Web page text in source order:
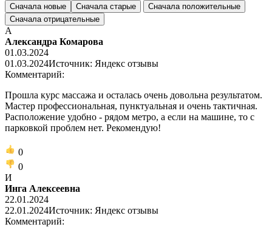
Сначала новые Сначала старые
Сначала положительные
Сначала отрицательные
А
Александра Комарова
01.03.2024
01.03.2024Источник: Яндекс отзывы
Комментарий:
Прошла курс массажа и осталась очень довольна результатом.
Мастер профессиональная, пунктуальная и очень тактичная.
Расположение удобно - рядом метро, а если на машине, то с
парковкой проблем нет. Рекомендую!
0
0
И
Инга Алексеевна
22.01.2024
22.01.2024Источник: Яндекс отзывы
Комментарий: